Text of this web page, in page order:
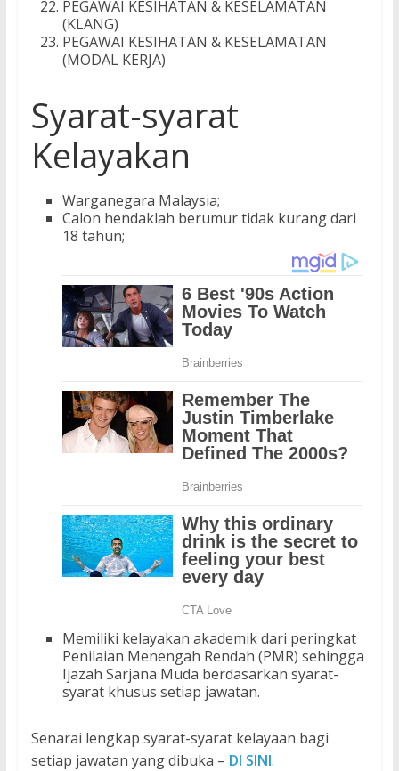
PEGAWAI KESIHATAN & KESELAMATAN
(KLANG)
PEGAWAI KESIHATAN & KESELAMATAN
(MODAL KERJA)
Syarat-syarat
Kelayakan
Warganegara Malaysia;
Calon hendaklah berumur tidak kurang dari
18 tahun;
Memiliki kelayakan akademik dari peringkat
Penilaian Menengah Rendah (PMR) sehingga
Ijazah Sarjana Muda berdasarkan syarat-
syarat khusus setiap jawatan.
Senarai lengkap syarat-syarat kelayaan bagi
setiap jawatan yang dibuka – DI SINI.